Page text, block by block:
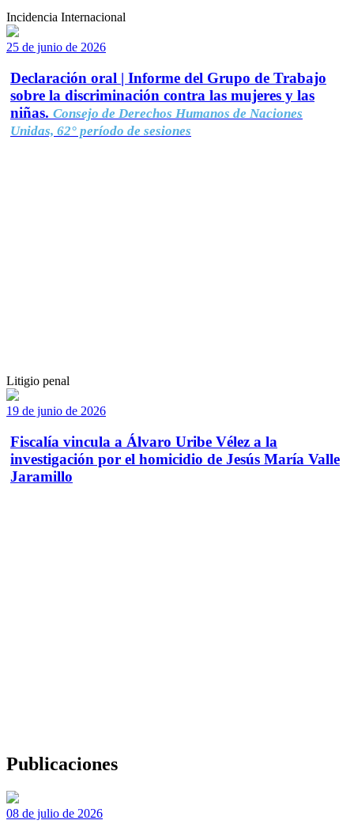
Incidencia Internacional
25 de junio de 2026
Declaración oral | Informe del Grupo de Trabajo
sobre la discriminación contra las mujeres y las
niñas. Consejo de Derechos Humanos de Naciones
Unidas, 62° período de sesiones
Litigio penal
19 de junio de 2026
Fiscalía vincula a Álvaro Uribe Vélez a la
investigación por el homicidio de Jesús María Valle
Jaramillo
Publicaciones
08 de julio de 2026